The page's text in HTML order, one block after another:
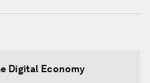
Digital Economy